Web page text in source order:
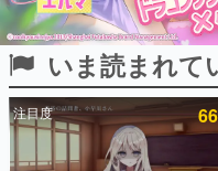
ピックアッ
電ファミのいま読まれて
いま読まれて
注目度